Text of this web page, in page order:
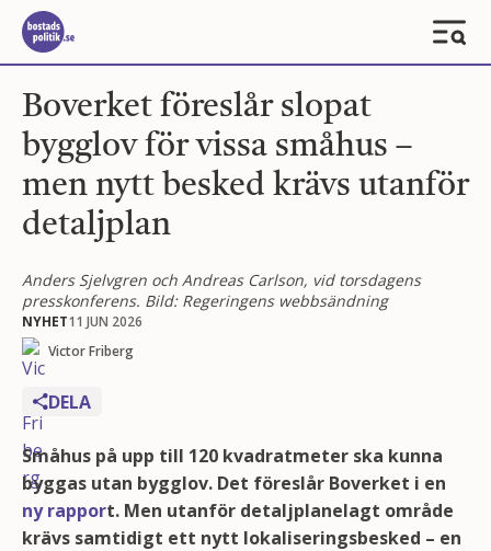
Boverket föreslår slopat
bygglov för vissa småhus –
men nytt besked krävs utanför
detaljplan
NYHET11 JUN 2026
Victor Friberg
DELA
Anders Sjelvgren och Andreas Carlson, vid torsdagens
presskonferens. Bild: Regeringens webbsändning
Småhus på upp till 120 kvadratmeter ska kunna
byggas utan bygglov. Det föreslår Boverket i en
ny rapport. Men utanför detaljplanelagt område
krävs samtidigt ett nytt lokaliseringsbesked – en